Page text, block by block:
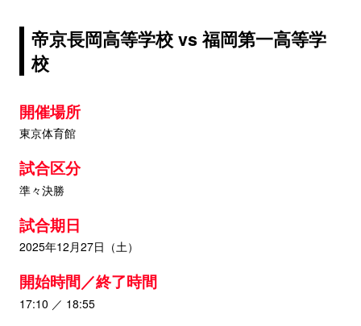
帝京長岡高等学校 vs 福岡第一高等学
校
開催場所
東京体育館
試合区分
準々決勝
試合期日
2025年12月27日（土）
開始時間／終了時間
17:10 ／ 18:55